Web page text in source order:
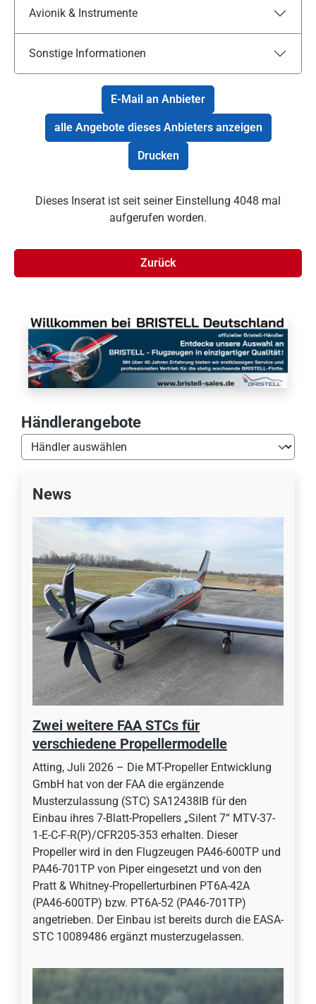
Händlerangebote
News
Zwei weitere FAA STCs für
verschiedene Propellermodelle
Atting, Juli 2026 – Die MT-Propeller Entwicklung
GmbH hat von der FAA die ergänzende
Musterzulassung (STC) SA12438IB für den
Einbau ihres 7-Blatt-Propellers „Silent 7“ MTV-37-
1-E-C-F-R(P)/CFR205-353 erhalten. Dieser
Propeller wird in den Flugzeugen PA46-600TP und
PA46-701TP von Piper eingesetzt und von den
Pratt & Whitney-Propellerturbinen PT6A-42A
(PA46-600TP) bzw. PT6A-52 (PA46-701TP)
angetrieben. Der Einbau ist bereits durch die EASA-
STC 10089486 ergänzt musterzugelassen.
Avionik & Instrumente
Sonstige Informationen
E-Mail an Anbieter
alle Angebote dieses Anbieters anzeigen
Drucken
Dieses Inserat ist seit seiner Einstellung 4048 mal
aufgerufen worden.
Zurück